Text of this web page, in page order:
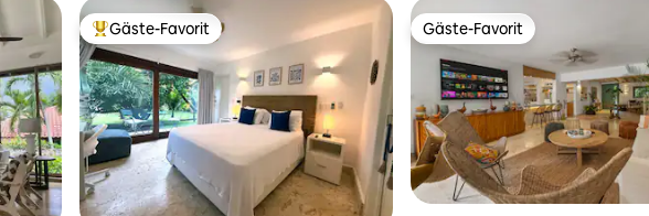
Beliebter Gäste-Favorit.
Gäste-Favorit Gäste-Favorit
Gäste-Favorit